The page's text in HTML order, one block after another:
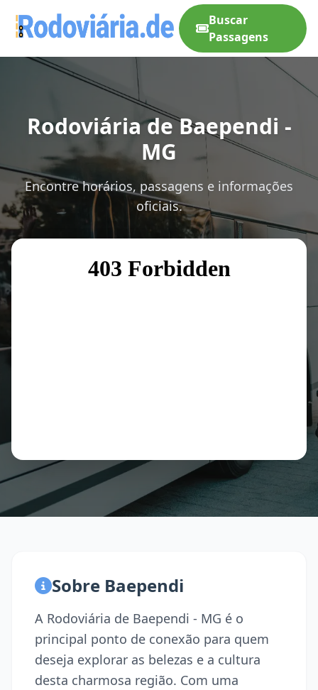
Buscar
Passagens
Rodoviária de Baependi -
MG
Encontre horários, passagens e informações
oficiais.
Sobre Baependi
A Rodoviária de Baependi - MG é o
principal ponto de conexão para quem
deseja explorar as belezas e a cultura
desta charmosa região. Com uma